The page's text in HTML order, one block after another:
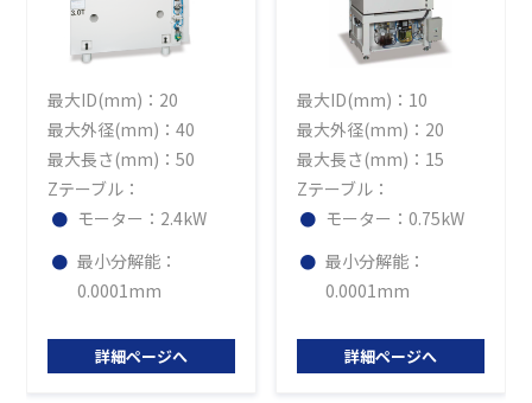
最大ID(mm)：20
最大外径(mm)：40
最大長さ(mm)：50
Zテーブル：
モーター：2.4kW
最小分解能：
0.0001mm
詳細ページへ
最大ID(mm)：10
最大外径(mm)：20
最大長さ(mm)：15
Zテーブル：
モーター：0.75kW
最小分解能：
0.0001mm
詳細ページへ